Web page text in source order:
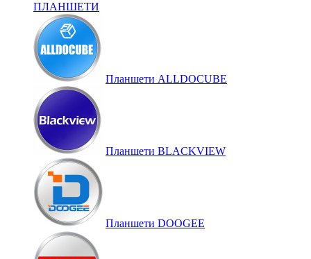
ПЛАНШЕТИ
Планшети ALLDOCUBE
Планшети BLACKVIEW
Планшети DOOGEE